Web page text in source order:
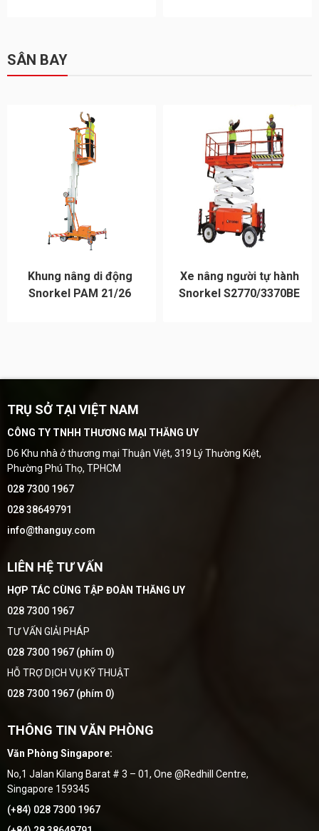
SÂN BAY
Khung nâng di động
Snorkel PAM 21/26
Xe nâng người tự hành
Snorkel S2770/3370BE
TRỤ SỞ TẠI VIỆT NAM
CÔNG TY TNHH THƯƠNG MẠI THĂNG UY
D6 Khu nhà ở thương mại Thuận Việt, 319 Lý Thường Kiệt,
Phường Phú Thọ, TPHCM
028 7300 1967
028 38649791
info@thanguy.com
LIÊN HỆ TƯ VẤN
HỢP TÁC CÙNG TẬP ĐOÀN THĂNG UY
028 7300 1967
TƯ VẤN GIẢI PHÁP
028 7300 1967 (phím 0)
HỖ TRỢ DỊCH VỤ KỸ THUẬT
028 7300 1967 (phím 0)
THÔNG TIN VĂN PHÒNG
Văn Phòng Singapore:
No,1 Jalan Kilang Barat # 3 – 01, One @Redhill Centre,
Singapore 159345
(+84) 028 7300 1967